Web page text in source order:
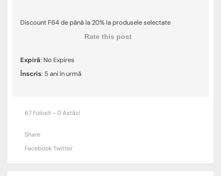
Discount F64 de până la 20% la produsele selectate
Rate this post
Expiră: No Expires
Înscris: 5 ani în urmă
67 Folosit - 0 Astăzi
Share
FacebookTwitter